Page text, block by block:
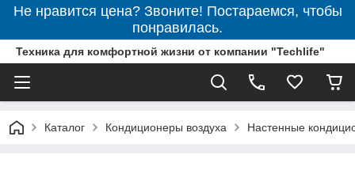
Не нравится цена? Звоните! Постараемся, чтобы
понравилась.
Техника для комфортной жизни от компании "Techlife"
Каталог Кондиционеры воздуха Настенные